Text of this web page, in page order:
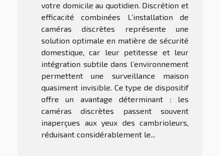
votre domicile au quotidien. Discrétion et
efficacité combinées L’installation de
caméras discrètes représente une
solution optimale en matière de sécurité
domestique, car leur petitesse et leur
intégration subtile dans l’environnement
permettent une surveillance maison
quasiment invisible. Ce type de dispositif
offre un avantage déterminant : les
caméras discrètes passent souvent
inaperçues aux yeux des cambrioleurs,
réduisant considérablement le...